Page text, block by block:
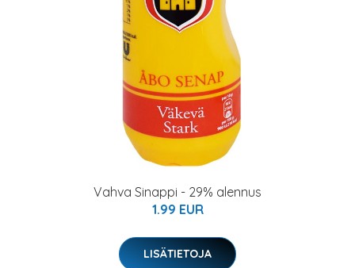
Vahva Sinappi - 29% alennus
1.99 EUR
LISÄTIETOJA